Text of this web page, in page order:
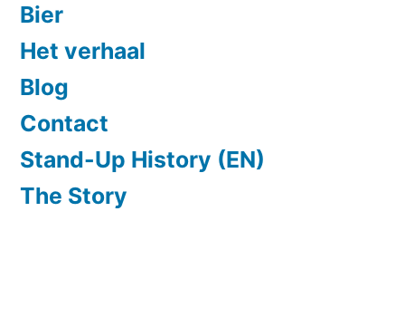
Bier
Het verhaal
Blog
Contact
Stand-Up History (EN)
The Story